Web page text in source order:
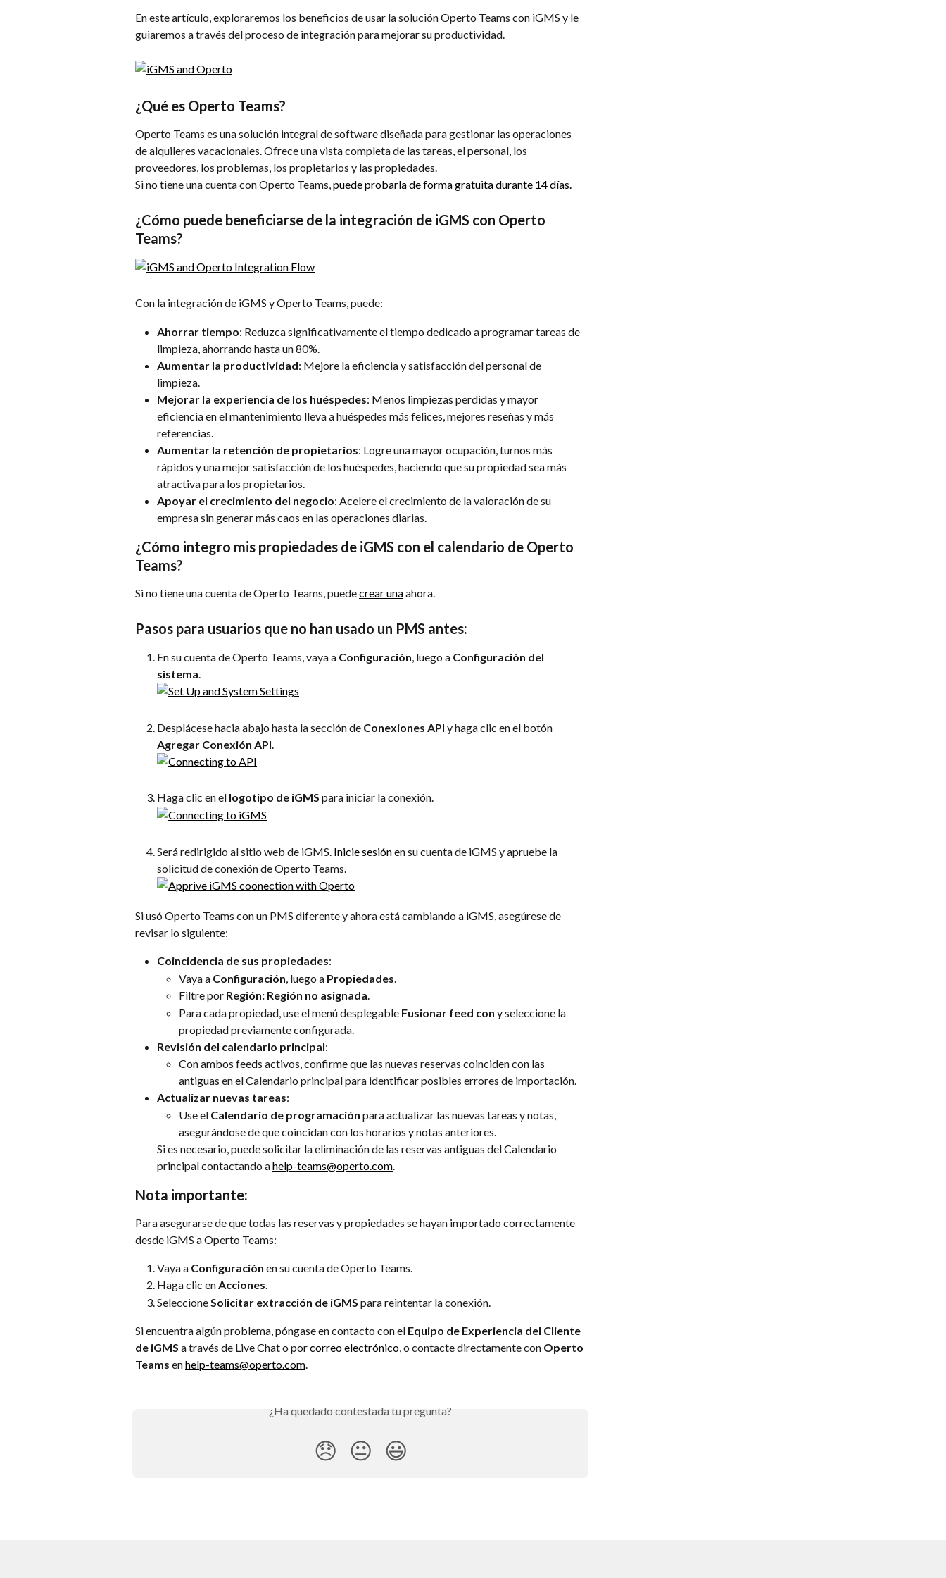
En este artículo, exploraremos los beneficios de usar la solución Operto Teams con iGMS y le
guiaremos a través del proceso de integración para mejorar su productividad.
¿Qué es Operto Teams?
Operto Teams es una solución integral de software diseñada para gestionar las operaciones
de alquileres vacacionales. Ofrece una vista completa de las tareas, el personal, los
proveedores, los problemas, los propietarios y las propiedades.
Si no tiene una cuenta con Operto Teams, puede probarla de forma gratuita durante 14 días.
¿Cómo puede beneficiarse de la integración de iGMS con Operto
Teams?
Con la integración de iGMS y Operto Teams, puede:
Ahorrar tiempo: Reduzca significativamente el tiempo dedicado a programar tareas de
limpieza, ahorrando hasta un 80%.
Aumentar la productividad: Mejore la eficiencia y satisfacción del personal de
limpieza.
Mejorar la experiencia de los huéspedes: Menos limpiezas perdidas y mayor
eficiencia en el mantenimiento lleva a huéspedes más felices, mejores reseñas y más
referencias.
Aumentar la retención de propietarios: Logre una mayor ocupación, turnos más
rápidos y una mejor satisfacción de los huéspedes, haciendo que su propiedad sea más
atractiva para los propietarios.
Apoyar el crecimiento del negocio: Acelere el crecimiento de la valoración de su
empresa sin generar más caos en las operaciones diarias.
¿Cómo integro mis propiedades de iGMS con el calendario de Operto
Teams?
Si no tiene una cuenta de Operto Teams, puede crear una ahora.
Pasos para usuarios que no han usado un PMS antes:
En su cuenta de Operto Teams, vaya a Configuración , luego a Configuración del
sistema
Desplácese hacia abajo hasta la sección de Conexiones API y haga clic en el botón
Agregar Conexión API
Haga clic en el logotipo de iGMS para iniciar la conexión.
Será redirigido al sitio web de iGMS. Inicie sesión en su cuenta de iGMS y apruebe la
solicitud de conexión de Operto Teams.
Si usó Operto Teams con un PMS diferente y ahora está cambiando a iGMS, asegúrese de
revisar lo siguiente:
Coincidencia de sus propiedades:
Vaya a Configuración , luego a Propiedades
Filtre por Región: Región no asignada.
Para cada propiedad, use el menú desplegable Fusionar feed con y seleccione la
propiedad previamente configurada.
Revisión del calendario principal:
Con ambos feeds activos, confirme que las nuevas reservas coinciden con las
antiguas en el Calendario principal para identificar posibles errores de importación.
Actualizar nuevas tareas:
Use el Calendario de programación para actualizar las nuevas tareas y notas,
asegurándose de que coincidan con los horarios y notas anteriores.
Si es necesario, puede solicitar la eliminación de las reservas antiguas del Calendario
principal contactando a help-teams@operto.com
Nota importante:
Para asegurarse de que todas las reservas y propiedades se hayan importado correctamente
desde iGMS a Operto Teams:
Vaya a Configuración en su cuenta de Operto Teams.
Haga clic en Acciones.
Seleccione Solicitar extracción de iGMS para reintentar la conexión.
Si encuentra algún problema, póngase en contacto con el Equipo de Experiencia del Cliente
de iGMS a través de Live Chat o por correo electrónico, o contacte directamente con Operto
Teams en help-teams@operto.com.
¿Ha quedado contestada tu pregunta?
😞 😐 😃